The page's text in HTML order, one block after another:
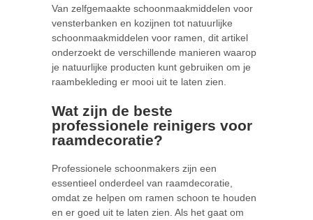
Van zelfgemaakte schoonmaakmiddelen voor
vensterbanken en kozijnen tot natuurlijke
schoonmaakmiddelen voor ramen, dit artikel
onderzoekt de verschillende manieren waarop
je natuurlijke producten kunt gebruiken om je
raambekleding er mooi uit te laten zien.
Wat zijn de beste
professionele reinigers voor
raamdecoratie?
Professionele schoonmakers zijn een
essentieel onderdeel van raamdecoratie,
omdat ze helpen om ramen schoon te houden
en er goed uit te laten zien. Als het gaat om